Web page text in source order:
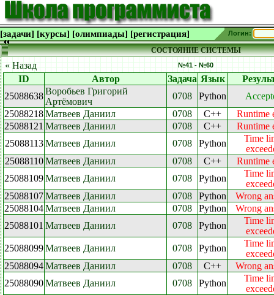
[задачи] [курсы] [олимпиады] [регистрация] Логин:
СОСТОЯНИЕ СИСТЕМЫ
« Назад №41 - №60
ID Автор Задача Язык
25088638Воробьев Григорий
Артёмович
0708 Python
25088218Матвеев Даниил 0708 C++
Runtime
25088121 Матвеев Даниил 0708 C++
Runtime
25088113 Матвеев Даниил 0708 Python
Time
25088110 Матвеев Даниил 0708 C++
Runtime
25088109Матвеев Даниил 0708 Python
Time
25088107Матвеев Даниил 0708 Python
Wrong
25088104Матвеев Даниил 0708 Python
Wrong
25088101 Матвеев Даниил 0708 Python
Time
25088099Матвеев Даниил 0708 Python
Time
25088094Матвеев Даниил 0708 C++
Wrong
25088090Матвеев Даниил 0708 Python
Time